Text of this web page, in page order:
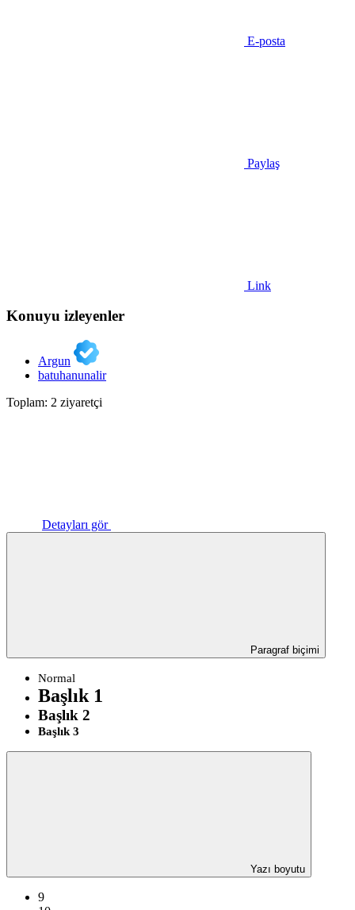
E-posta
Paylaş
Link
Konuyu izleyenler
Argun
batuhanunalir
Toplam: 2 ziyaretçi
Detayları gör
Paragraf biçimi
Normal
Başlık 1
Başlık 2
Başlık 3
Yazı boyutu
9